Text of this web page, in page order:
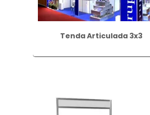
Tenda Articulada 3x3